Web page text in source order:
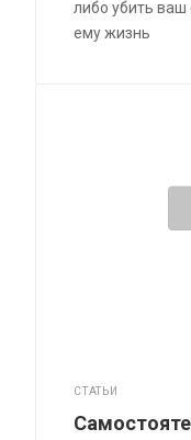
либо убить ваш
ему жизнь
СТАТЬИ